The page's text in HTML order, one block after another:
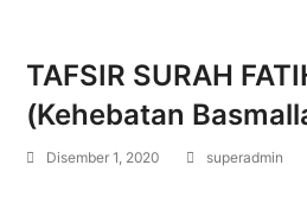
TAFSIR SURAH
(Kehebatan
Disember 1, 2020 superadmin